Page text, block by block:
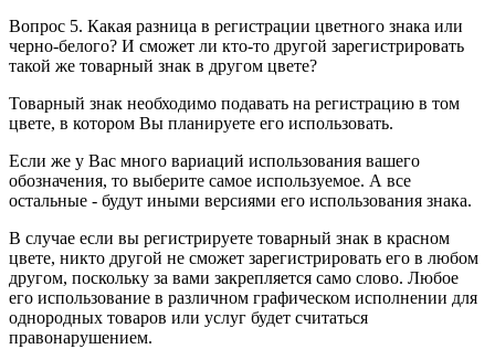
Вопрос 5. Какая разница в регистрации цветного знака или
черно-белого? И сможет ли кто-то другой зарегистрировать
такой же товарный знак в другом цвете?
Товарный знак необходимо подавать на регистрацию в том
цвете, в котором Вы планируете его использовать.
Если же у Вас много вариаций использования вашего
обозначения, то выберите самое используемое. А все
остальные - будут иными версиями его использования знака.
В случае если вы регистрируете товарный знак в красном
цвете, никто другой не сможет зарегистрировать его в любом
другом, поскольку за вами закрепляется само слово. Любое
его использование в различном графическом исполнении для
однородных товаров или услуг будет считаться
правонарушением.